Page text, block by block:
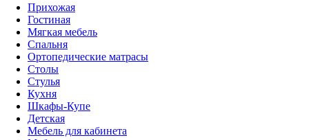
Прихожая
Гостиная
Мягкая мебель
Спальня
Ортопедические матрасы
Столы
Стулья
Кухня
Шкафы-Купе
Детская
Мебель для кабинета